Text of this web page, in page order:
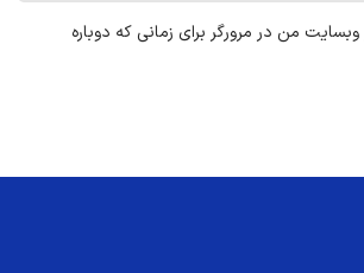
وبسایت من در مرورگر برای زمانی که دوباره